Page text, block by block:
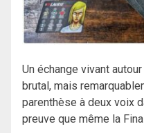
Un échange vivant
brutal, mais
parenthèse à deux voix
preuve que même la